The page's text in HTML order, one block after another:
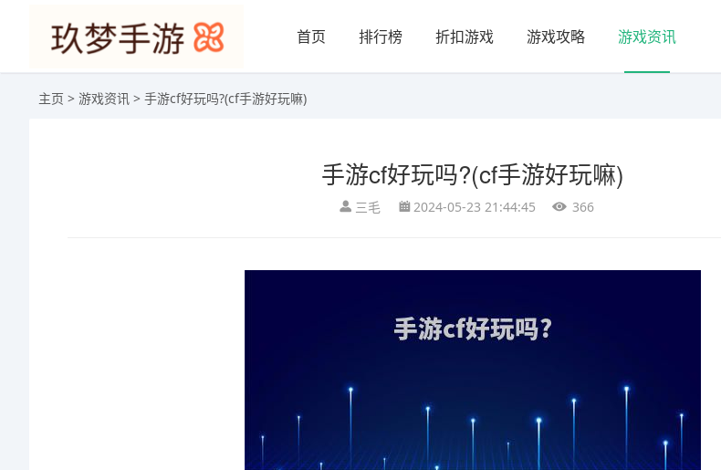
首页 排行榜 折扣游戏 游戏攻略 游戏资讯
主页 > 游戏资讯 > 手游cf好玩吗?(cf手游好玩嘛)
手游cf好玩吗?(cf手游好玩嘛)
三毛 2024-05-23 21:44:45 366